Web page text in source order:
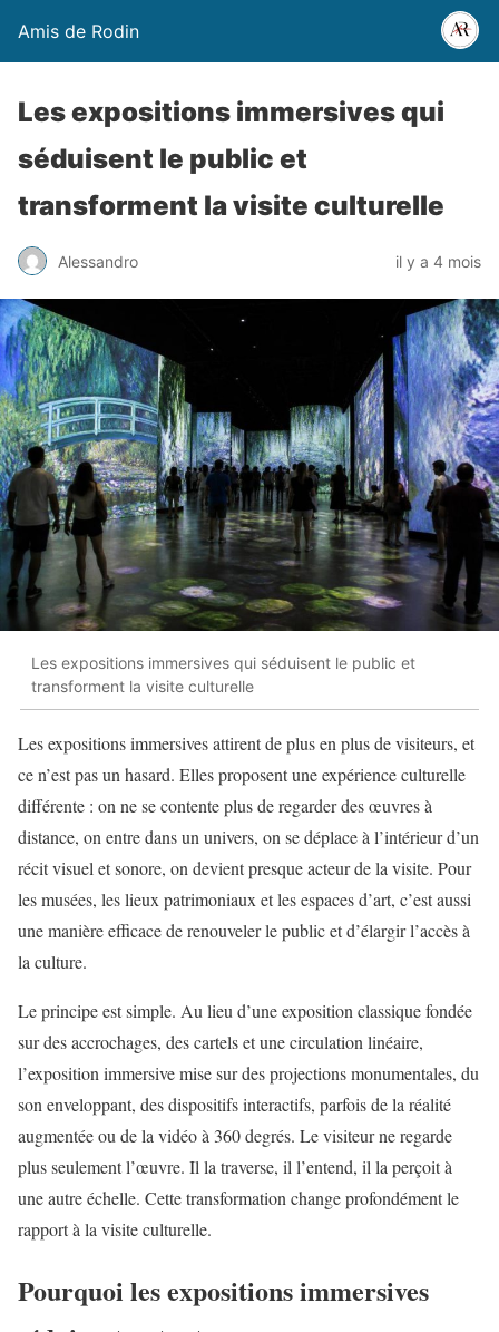
Amis de Rodin
Les expositions immersives qui
séduisent le public et
transforment la visite culturelle
Alessandro il y a 4 mois
Les expositions immersives qui séduisent le public et
transforment la visite culturelle
Les expositions immersives attirent de plus en plus de visiteurs, et
ce n’est pas un hasard. Elles proposent une expérience culturelle
différente : on ne se contente plus de regarder des œuvres à
distance, on entre dans un univers, on se déplace à l’intérieur d’un
récit visuel et sonore, on devient presque acteur de la visite. Pour
les musées, les lieux patrimoniaux et les espaces d’art, c’est aussi
une manière efficace de renouveler le public et d’élargir l’accès à
la culture.
Le principe est simple. Au lieu d’une exposition classique fondée
sur des accrochages, des cartels et une circulation linéaire,
l’exposition immersive mise sur des projections monumentales, du
son enveloppant, des dispositifs interactifs, parfois de la réalité
augmentée ou de la vidéo à 360 degrés. Le visiteur ne regarde
plus seulement l’œuvre. Il la traverse, il l’entend, il la perçoit à
une autre échelle. Cette transformation change profondément le
rapport à la visite culturelle.
Pourquoi les expositions immersives